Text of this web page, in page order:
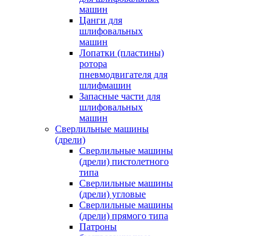
машин
Цанги для
шлифовальных
машин
Лопатки (пластины)
ротора
пневмодвигателя для
шлифмашин
Запасные части для
шлифовальных
машин
Сверлильные машины
(дрели)
Сверлильные машины
(дрели) пистолетного
типа
Сверлильные машины
(дрели) угловые
Сверлильные машины
(дрели) прямого типа
Патроны